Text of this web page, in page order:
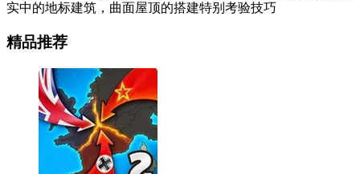
实中的地标建筑，曲面屋顶的搭建特别考验技巧
精品推荐